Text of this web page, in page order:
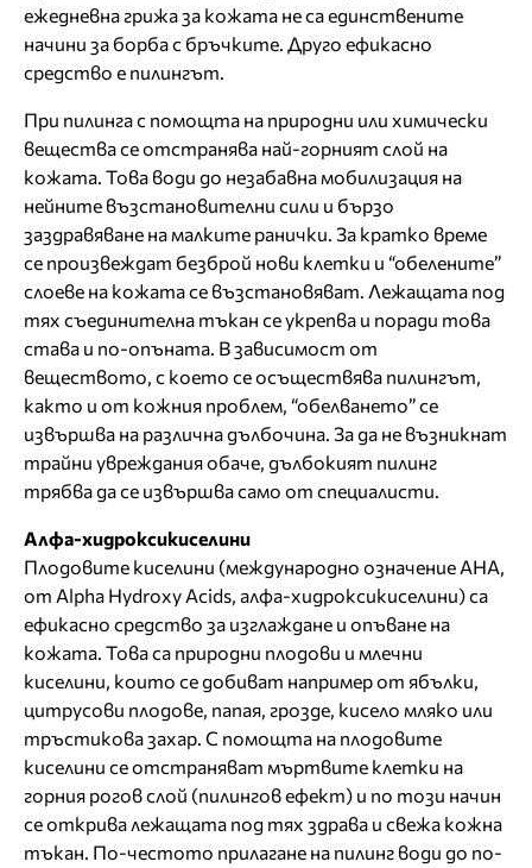
ежедневна грижа за кожата не са единствените
начини за борба с бръчките. Друго ефикасно
средство е пилингът.
При пилинга с помощта на природни или химически
вещества се отстранява най-горният слой на
кожата. Това води до незабавна мобилизация на
нейните възстановителни сили и бързо
заздравяване на малките ранички. За кратко време
се произвеждат безброй нови клетки и “обелените”
слоеве на кожата се възстановяват. Лежащата под
тях съединителна тъкан се укрепва и поради това
става и по-опъната. В зависимост от
веществото, с което се осъществява пилингът,
както и от кожния проблем, “обелването” се
извършва на различна дълбочина. За да не възникнат
трайни увреждания обаче, дълбокият пилинг
трябва да се извършва само от специалисти.
Алфа-хидроксикиселини
Плодовите киселини (международно означение АНА,
от Alpha Hydroxy Acids, алфа-хидроксикиселини) са
ефикасно средство за изглаждане и опъване на
кожата. Това са природни плодови и млечни
киселини, които се добиват например от ябълки,
цитрусови плодове, папая, грозде, кисело мляко или
тръстикова захар. С помощта на плодовите
киселини се отстраняват мъртвите клетки на
горния рогов слой (пилингов ефект) и по този начин
се открива лежащата под тях здрава и свежа кожна
тъкан. По-честото прилагане на пилинг води до по-